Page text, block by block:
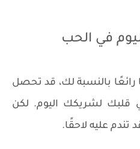
في الحب
رائعًا بالنسبة لك، قد تحصل
قلبك لشريكك اليوم. لكن
عليه لاحقًا.